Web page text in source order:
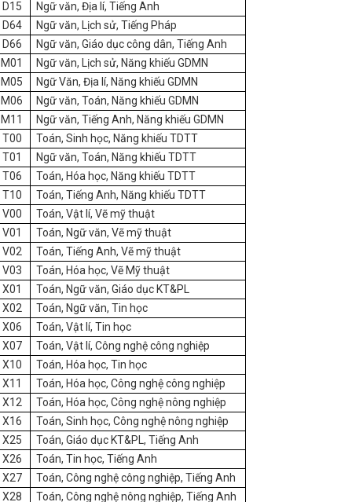
D15
Ngữ văn, Địa lí, Tiếng Anh
D64
Ngữ văn, Lịch sử, Tiếng Pháp
D66
Ngữ văn, Giáo dục công dân, Tiếng Anh
M01
Ngữ văn, Lịch sử, Năng khiếu GDMN
M05
Ngữ Văn, Địa lí, Năng khiếu GDMN
M06
Ngữ văn, Toán, Năng khiếu GDMN
M11
Ngữ văn, Tiếng Anh, Năng khiếu GDMN
T00
Toán, Sinh học, Năng khiếu TDTT
T01
Ngữ văn, Toán, Năng khiếu TDTT
T06
Toán, Hóa học, Năng khiếu TDTT
T10
Toán, Tiếng Anh, Năng khiếu TDTT
V00
Toán, Vật lí, Vẽ mỹ thuật
V01
Toán, Ngữ văn, Vẽ mỹ thuật
V02
Toán, Tiếng Anh, Vẽ mỹ thuật
V03
Toán, Hóa học, Vẽ Mỹ thuật
X01
Toán, Ngữ văn, Giáo dục KT&PL
X02
Toán, Ngữ văn, Tin học
X06
Toán, Vật lí, Tin học
X07
Toán, Vật lí, Công nghệ công nghiệp
X10
Toán, Hóa học, Tin học
X11
Toán, Hóa học, Công nghệ công nghiệp
X12
Toán, Hóa học, Công nghệ nông nghiệp
X16
Toán, Sinh học, Công nghệ nông nghiệp
X25
Toán, Giáo dục KT&PL, Tiếng Anh
X26
Toán, Tin học, Tiếng Anh
X27
Toán, Công nghệ công nghiệp, Tiếng Anh
X28
Toán, Công nghệ nông nghiệp, Tiếng Anh